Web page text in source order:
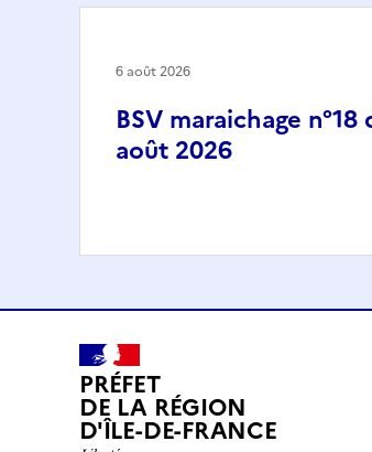
BSV maraichage n°18
août 2026
6 août 2026
PRÉFET
DE LA RÉGION
D'ÎLE-DE-FRANCE